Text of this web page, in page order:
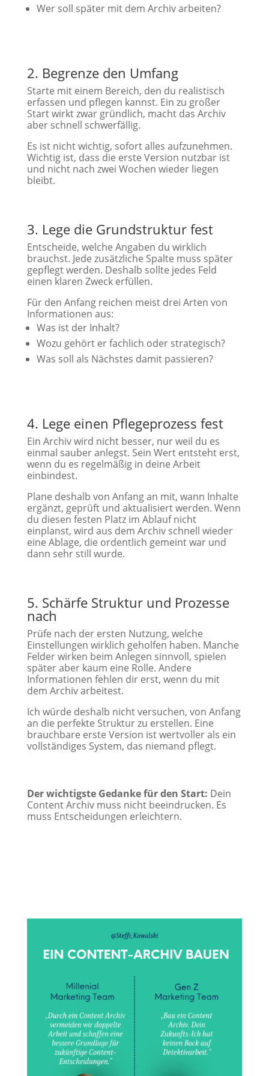
Wer soll später mit dem Archiv arbeiten?
2. Begrenze den Umfang
Starte mit einem Bereich, den du realistisch
erfassen und pflegen kannst. Ein zu großer
Start wirkt zwar gründlich, macht das Archiv
aber schnell schwerfällig.
Es ist nicht wichtig, sofort alles aufzunehmen.
Wichtig ist, dass die erste Version nutzbar ist
und nicht nach zwei Wochen wieder liegen
bleibt.
3. Lege die Grundstruktur fest
Entscheide, welche Angaben du wirklich
brauchst. Jede zusätzliche Spalte muss später
gepflegt werden. Deshalb sollte jedes Feld
einen klaren Zweck erfüllen.
Für den Anfang reichen meist drei Arten von
Informationen aus:
Was ist der Inhalt?
Wozu gehört er fachlich oder strategisch?
Was soll als Nächstes damit passieren?
4. Lege einen Pflegeprozess fest
Ein Archiv wird nicht besser, nur weil du es
einmal sauber anlegst. Sein Wert entsteht erst,
wenn du es regelmäßig in deine Arbeit
einbindest.
Plane deshalb von Anfang an mit, wann Inhalte
ergänzt, geprüft und aktualisiert werden. Wenn
du diesen festen Platz im Ablauf nicht
einplanst, wird aus dem Archiv schnell wieder
eine Ablage, die ordentlich gemeint war und
dann sehr still wurde.
5. Schärfe Struktur und Prozesse
nach
Prüfe nach der ersten Nutzung, welche
Einstellungen wirklich geholfen haben. Manche
Felder wirken beim Anlegen sinnvoll, spielen
später aber kaum eine Rolle. Andere
Informationen fehlen dir erst, wenn du mit
dem Archiv arbeitest.
Ich würde deshalb nicht versuchen, von Anfang
an die perfekte Struktur zu erstellen. Eine
brauchbare erste Version ist wertvoller als ein
vollständiges System, das niemand pflegt.
Der wichtigste Gedanke für den Start: Dein
Content Archiv muss nicht beeindrucken. Es
muss Entscheidungen erleichtern.